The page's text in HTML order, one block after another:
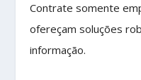
Contrate somente
ofereçam soluções
informação.